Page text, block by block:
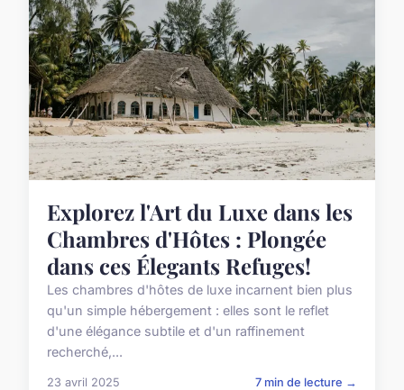
Explorez l'Art du Luxe dans les
Chambres d'Hôtes : Plongée
dans ces Élegants Refuges!
Les chambres d'hôtes de luxe incarnent bien plus
qu'un simple hébergement : elles sont le reflet
d'une élégance subtile et d'un raffinement
recherché,...
23 avril 2025 7 min de lecture →